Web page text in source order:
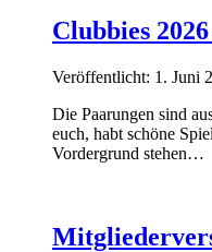
Clubbies
Veröffentlicht: 1. Juni
Die Paarungen sind
euch, habt schöne
Vordergrund stehen…